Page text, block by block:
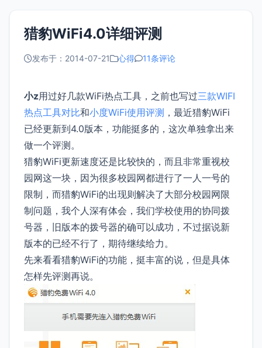
猎豹WiFi4.0详细评测
发布于：2014-07-21 心得 11条评论
小z用过好几款WiFi热点工具，之前也写过三款WIFI
热点工具对比和小度WiFi使用评测 ，最近猎豹WiFi
已经更新到4.0版本，功能挺多的，这次单独拿出来
做一个评测。
猎豹WiFi更新速度还是比较快的，而且非常重视校
园网这一块，因为很多校园网都进行了一人一号的
限制，而猎豹WiFi的出现则解决了大部分校园网限
制问题，我个人深有体会，我们学校使用的协同拨
号器，旧版本的拨号器的确可以成功，不过据说新
版本的已经不行了，期待继续给力。
先来看看猎豹WiFi的功能，挺丰富的说，但是具体
怎样先评测再说。